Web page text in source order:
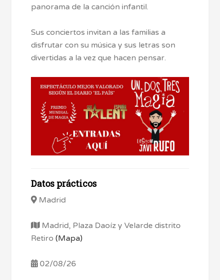
panorama de la canción infantil.
Sus conciertos invitan a las familias a
disfrutar con su música y sus letras son
divertidas a la vez que hacen pensar.
Datos prácticos
Madrid
Madrid, Plaza Daoíz y Velarde distrito
Retiro(Mapa)
02/08/26